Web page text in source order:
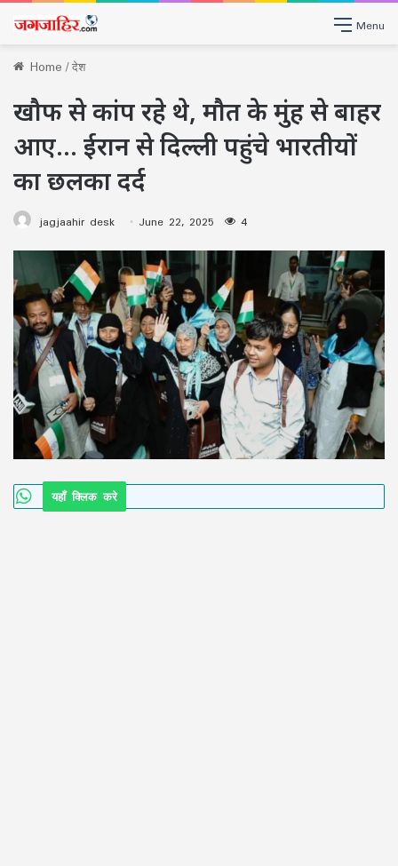
Menu
Home/देश
खौफ से कांप रहे थे, मौत के मुंह से बाहर
आए… ईरान से दिल्ली पहुंचे भारतीयों
का छलका दर्द
jagjaahir desk June 22, 2025 4
यहाँ क्लिक करे